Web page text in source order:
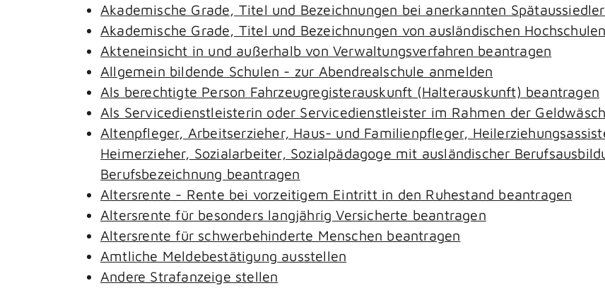
Akademische Grade, Titel und Bezeichnungen bei anerkannten
Akademische Grade, Titel und Bezeichnungen von ausländischen
Akteneinsicht in und außerhalb von Verwaltungsverfahren beantragen
Allgemein bildende Schulen - zur Abendrealschule anmelden
Als berechtigte Person Fahrzeugregisterauskunft (Halterauskunft) beantragen
Als Servicedienstleisterin oder Servicedienstleister im Rahmen der
Altenpfleger, Arbeitserzieher, Haus- und Familienpfleger,
Heimerzieher, Sozialarbeiter, Sozialpädagoge mit ausländischer
Berufsbezeichnung beantragen
Altersrente - Rente bei vorzeitigem Eintritt in den Ruhestand beantragen
Altersrente für besonders langjährig Versicherte beantragen
Altersrente für schwerbehinderte Menschen beantragen
Amtliche Meldebestätigung ausstellen
Andere Strafanzeige stellen